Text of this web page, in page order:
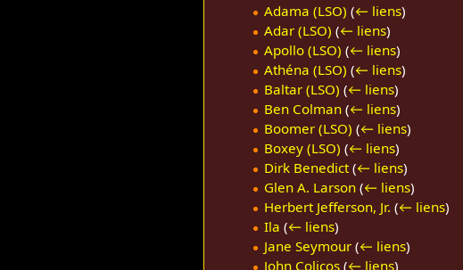
Adama (LSO) (← liens)
Adar (LSO) (← liens)
Apollo (LSO) (← liens)
Athéna (LSO) (← liens)
Baltar (LSO) (← liens)
Ben Colman (← liens)
Boomer (LSO) (← liens)
Boxey (LSO) (← liens)
Dirk Benedict (← liens)
Glen A. Larson (← liens)
Herbert Jefferson, Jr. (← liens)
Ila (← liens)
Jane Seymour (← liens)
John Colicos (← liens)